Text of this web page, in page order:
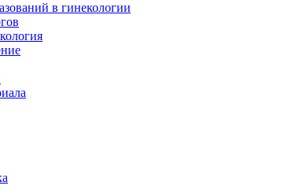
в гинекологии